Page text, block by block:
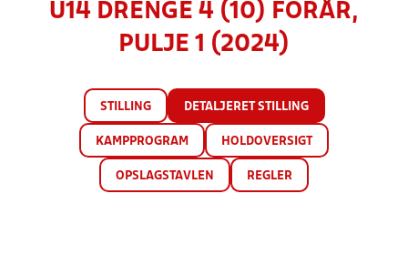
U14 DRENGE 4 (10) FORÅR,
PULJE 1 (2024)
STILLING DETALJERET STILLING
KAMPPROGRAM HOLDOVERSIGT
OPSLAGSTAVLEN REGLER